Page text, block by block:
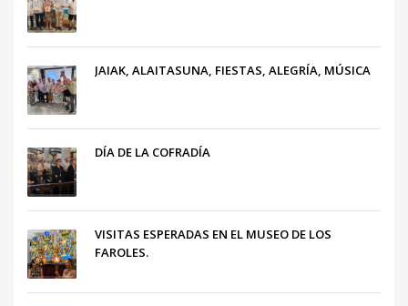
JAIAK, ALAITASUNA, FIESTAS, ALEGRÍA, MÚSICA
DÍA DE LA COFRADÍA
VISITAS ESPERADAS EN EL MUSEO DE LOS
FAROLES.